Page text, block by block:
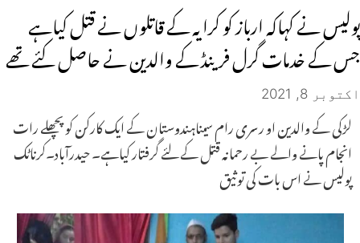
پولیس نے کہاکہ ارباز کو کرایہ کے قاتلوں نے قتل کیاہے
جس کے خدمات گرل فرینڈ کے والدین نے حاصل کئے تھے
اکتوبر 8, 2021
لڑکی کے والدین او رسری رام سیناہندوستان کے ایک کارکن کو پچھلے رات
انجام پانے والے بے رحمانہ قتل کے لئے گرفتار کیاہے۔ حیدرآباد۔کرناٹک
پولیس نے اس بات کی توثیق